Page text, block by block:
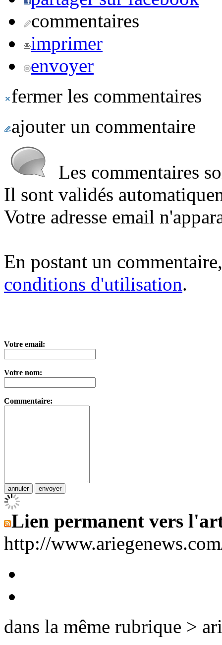
commentaires
imprimer
envoyer
fermer les commentaires
ajouter un commentaire
Les commentaires
Il sont validés
Votre adresse email
En postant un
conditions d'utilisation.
Votre email:
Votre nom:
Commentaire:
Lien permanent vers
http://
dans la même rubrique >